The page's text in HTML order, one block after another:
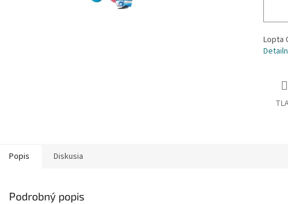
Lopta
Popis Diskusia
Podrobný popis